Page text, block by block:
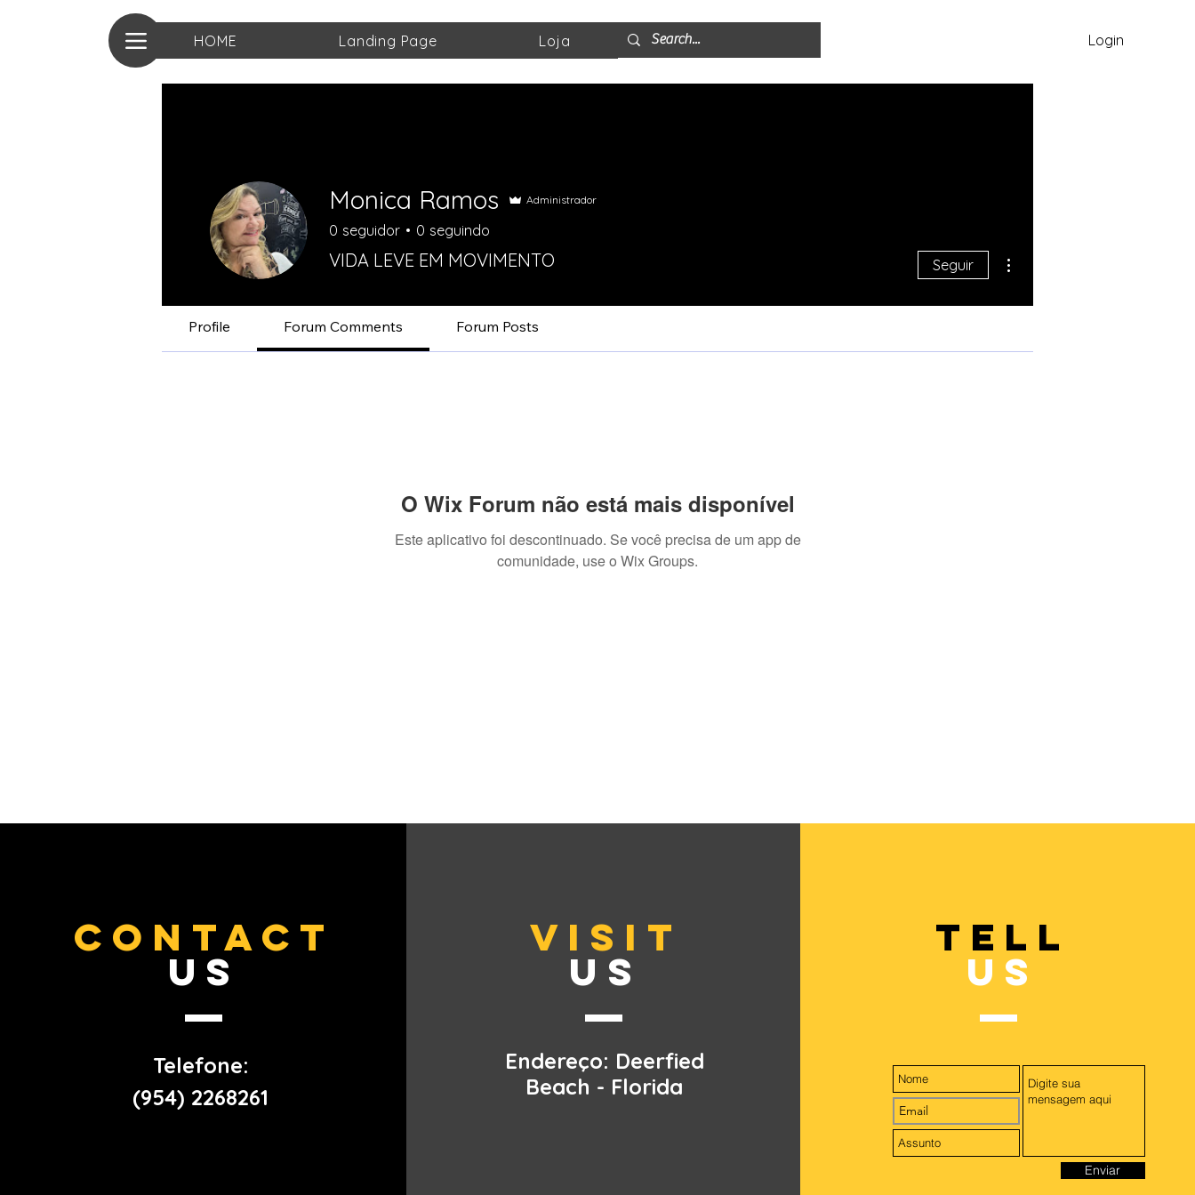
HOME Landing Page Loja Login
Monica Ramos Administrador
0 seguidor 0 seguindo
VIDA LEVE EM MOVIMENTO Seguir
Profile Forum Comments Forum Posts
O Wix Forum não está mais disponível
Este aplicativo foi descontinuado. Se você precisa de um app de
comunidade, use o Wix Groups.
CONTACT
US
Telefone:
(954) 2268261
VISIT
US
Endereço: Deerfied
Beach - Florida
TELL
US
Enviar